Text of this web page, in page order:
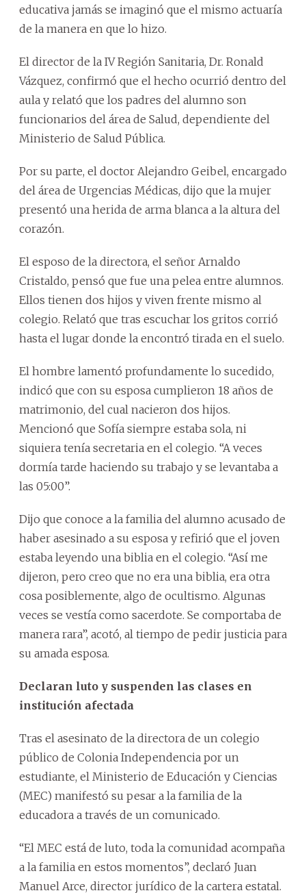
educativa jamás se imaginó que el mismo actuaría
de la manera en que lo hizo.
El director de la IV Región Sanitaria, Dr. Ronald
Vázquez, confirmó que el hecho ocurrió dentro del
aula y relató que los padres del alumno son
funcionarios del área de Salud, dependiente del
Ministerio de Salud Pública.
Por su parte, el doctor Alejandro Geibel, encargado
del área de Urgencias Médicas, dijo que la mujer
presentó una herida de arma blanca a la altura del
corazón.
El esposo de la directora, el señor Arnaldo
Cristaldo, pensó que fue una pelea entre alumnos.
Ellos tienen dos hijos y viven frente mismo al
colegio. Relató que tras escuchar los gritos corrió
hasta el lugar donde la encontró tirada en el suelo.
El hombre lamentó profundamente lo sucedido,
indicó que con su esposa cumplieron 18 años de
matrimonio, del cual nacieron dos hijos.
Mencionó que Sofía siempre estaba sola, ni
siquiera tenía secretaria en el colegio. “A veces
dormía tarde haciendo su trabajo y se levantaba a
las 05:00”.
Dijo que conoce a la familia del alumno acusado de
haber asesinado a su esposa y refirió que el joven
estaba leyendo una biblia en el colegio. “Así me
dijeron, pero creo que no era una biblia, era otra
cosa posiblemente, algo de ocultismo. Algunas
veces se vestía como sacerdote. Se comportaba de
manera rara”, acotó, al tiempo de pedir justicia para
su amada esposa.
Declaran luto y suspenden las clases en
institución afectada
Tras el asesinato de la directora de un colegio
público de Colonia Independencia por un
estudiante, el Ministerio de Educación y Ciencias
(MEC) manifestó su pesar a la familia de la
educadora a través de un comunicado.
“El MEC está de luto, toda la comunidad acompaña
a la familia en estos momentos”, declaró Juan
Manuel Arce, director jurídico de la cartera estatal.